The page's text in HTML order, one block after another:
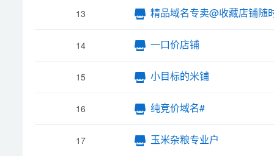
13 精品域名专卖@收藏店铺随
14 一口价店铺
15 小目标的米铺
16 纯竞价域名#
17 玉米杂粮专业户